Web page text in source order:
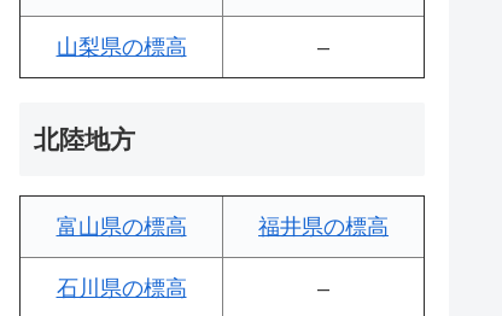
山梨県の標高 –
北陸地方
富山県の標高 福井県の標高
石川県の標高 –